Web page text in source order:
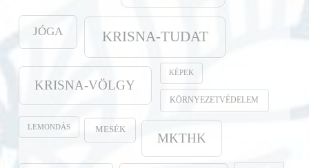
JÓGA KRISNA-TUDAT
KRISNA-VÖLGY
KÉPEK
KÖRNYEZETVÉDELEM
LEMONDÁS MESÉK
MKTHK